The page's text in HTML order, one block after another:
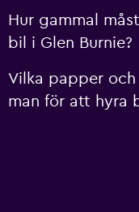
Hur gammal
bil i Glen Burnie?
Vilka papper
man för att hyra